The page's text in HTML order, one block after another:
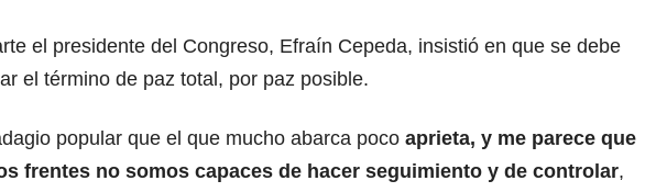
el presidente del Congreso, Efraín Cepeda, insistió en que se debe
el término de paz total, por paz posible.
popular que el que mucho abarca poco aprieta, y me parece que
frentes no somos capaces de hacer seguimiento y de controlar,